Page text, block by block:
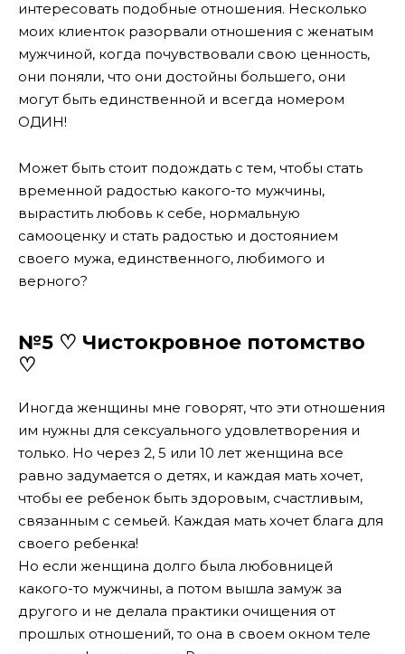
интересовать подобные отношения. Несколько
моих клиенток разорвали отношения с женатым
мужчиной, когда почувствовали свою ценность,
они поняли, что они достойны большего, они
могут быть единственной и всегда номером
ОДИН!
Может быть стоит подождать с тем, чтобы стать
временной радостью какого-то мужчины,
вырастить любовь к себе, нормальную
самооценку и стать радостью и достоянием
своего мужа, единственного, любимого и
верного?
№5 ♡ Чистокровное потомство
♡
Иногда женщины мне говорят, что эти отношения
им нужны для сексуального удовлетворения и
только. Но через 2, 5 или 10 лет женщина все
равно задумается о детях, и каждая мать хочет,
чтобы ее ребенок быть здоровым, счастливым,
связанным с семьей. Каждая мать хочет блага для
своего ребенка!
Но если женщина долго была любовницей
какого-то мужчины, а потом вышла замуж за
другого и не делала практики очищения от
прошлых отношений, то она в своем окном теле